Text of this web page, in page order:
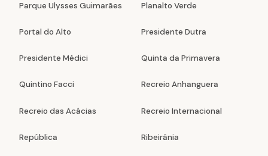
Parque Ulysses Guimarães Planalto Verde
Portal do Alto Presidente Dutra
Presidente Médici Quinta da Primavera
Quintino Facci Recreio Anhanguera
Recreio das Acácias Recreio Internacional
República Ribeirânia